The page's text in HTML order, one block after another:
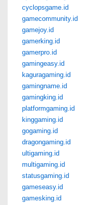
cyclopsgame.id
gamecommunity.id
gamejoy.id
gamerking.id
gamerpro.id
gamingeasy.id
kaguragaming.id
gamingname.id
gamingking.id
platformgaming.id
kinggaming.id
gogaming.id
dragongaming.id
ultigaming.id
multigaming.id
statusgaming.id
gameseasy.id
gamesking.id